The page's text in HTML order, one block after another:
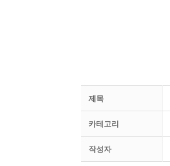
제목
카테고리
작성자